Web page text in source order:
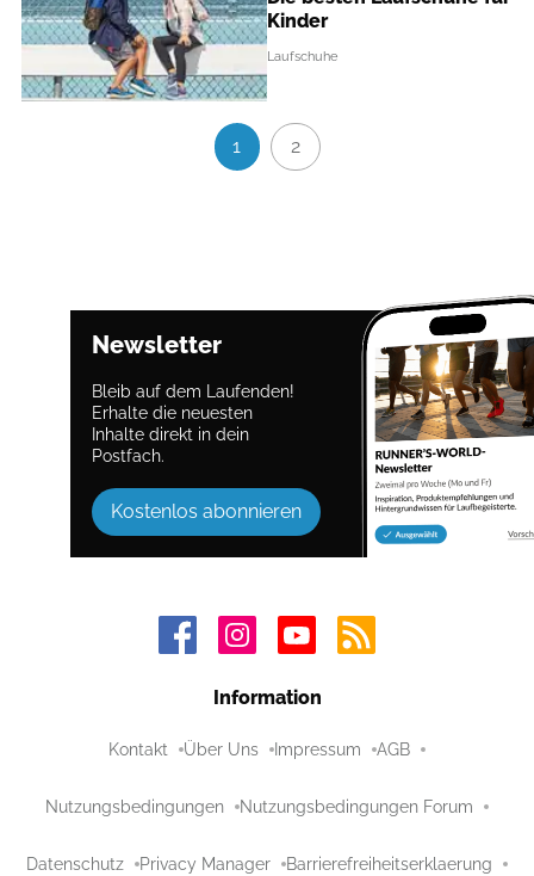
Kinder
Laufschuhe
1 2
Newsletter
Bleib auf dem Laufenden!
Erhalte die neuesten
Inhalte direkt in dein
Postfach.
Kostenlos abonnieren
Information
Kontakt Über Uns Impressum AGB
Nutzungsbedingungen Nutzungsbedingungen Forum
Datenschutz Privacy Manager Barrierefreiheitserklaerung